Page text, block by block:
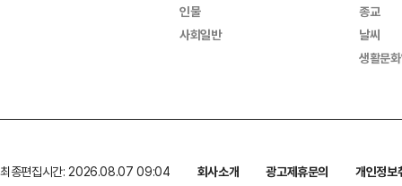
인물
사회일반
종교
날씨
생활문
최종편집시간: 2026.08.07 09:04 회사소개 광고제휴문의
개인정보